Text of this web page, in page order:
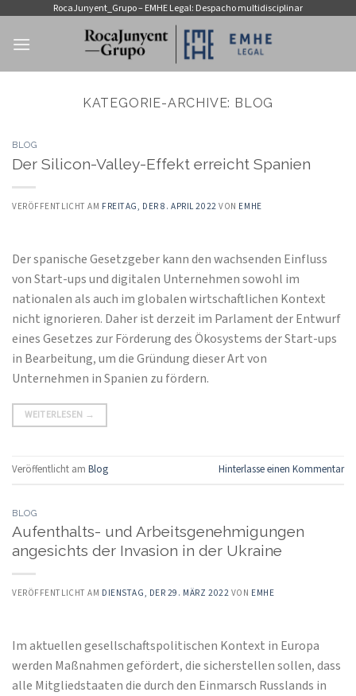
springen
RocaJunyent_Grupo – EMHE Legal: Despacho multidisciplinar
KATEGORIE-ARCHIVE: BLOG
BLOG
Der Silicon-Valley-Effekt erreicht Spanien
VERÖFFENTLICHT AM FREITAG, DER 8. APRIL 2022 VON EMHE
Der spanische Gesetzgeber kann den wachsenden Einfluss
von Start-ups und digitalen Unternehmen sowohl im
nationalen als auch im globalen wirtschaftlichen Kontext
nicht ignorieren. Daher ist derzeit im Parlament der Entwurf
eines Gesetzes zur Förderung des Ökosystems der Start-ups
in Bearbeitung, um die Gründung dieser Art von
Unternehmen in Spanien zu fördern.
WEITERLESEN →
Veröffentlicht am Blog Hinterlasse einen Kommentar
BLOG
Aufenthalts- und Arbeitsgenehmigungen
angesichts der Invasion in der Ukraine
VERÖFFENTLICHT AM DIENSTAG, DER 29. MÄRZ 2022 VON EMHE
Im aktuellen gesellschaftspolitischen Kontext in Europa
werden Maßnahmen gefördert, die sicherstellen sollen, dass
alle Mitgliedstaaten die durch den Einmarsch Russlands in